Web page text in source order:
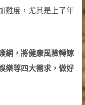
難度，尤其是上了年
網，將健康風險轉嫁
樂等四大需求，做好